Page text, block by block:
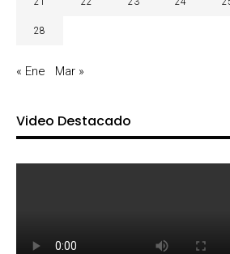
28
« Ene Mar »
Video Destacado